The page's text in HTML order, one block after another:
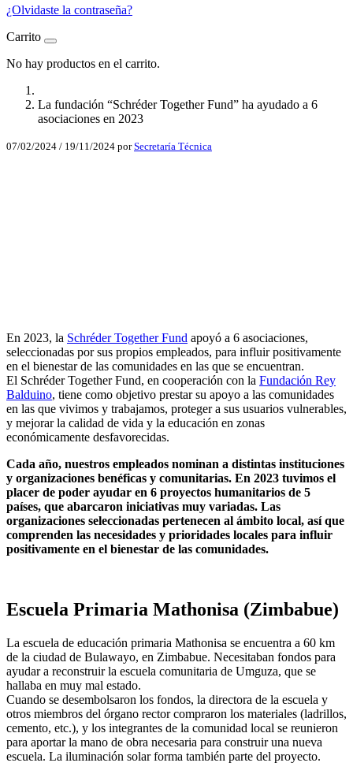
¿Olvidaste la contraseña?
Carrito
No hay productos en el carrito.
La fundación “Schréder Together Fund” ha ayudado a 6
asociaciones en 2023
07/02/2024 / 19/11/2024 porSecretaría Técnica
En 2023, la Schréder Together Fund apoyó a 6 asociaciones,
seleccionadas por sus propios empleados, para influir positivamente
en el bienestar de las comunidades en las que se encuentran.
El Schréder Together Fund, en cooperación con la Fundación Rey
Balduino, tiene como objetivo prestar su apoyo a las comunidades
en las que vivimos y trabajamos, proteger a sus usuarios vulnerables,
y mejorar la calidad de vida y la educación en zonas
económicamente desfavorecidas.
Cada año, nuestros empleados nominan a distintas instituciones
y organizaciones benéficas y comunitarias. En 2023 tuvimos el
placer de poder ayudar en 6 proyectos humanitarios de 5
países, que abarcaron iniciativas muy variadas. Las
organizaciones seleccionadas pertenecen al ámbito local, así que
comprenden las necesidades y prioridades locales para influir
positivamente en el bienestar de las comunidades.
Escuela Primaria Mathonisa (Zimbabue)
La escuela de educación primaria Mathonisa se encuentra a 60 km
de la ciudad de Bulawayo, en Zimbabue. Necesitaban fondos para
ayudar a reconstruir la escuela comunitaria de Umguza, que se
hallaba en muy mal estado.
Cuando se desembolsaron los fondos, la directora de la escuela y
otros miembros del órgano rector compraron los materiales (ladrillos,
cemento, etc.), y los integrantes de la comunidad local se reunieron
para aportar la mano de obra necesaria para construir una nueva
escuela. La iluminación solar forma también parte del proyecto.